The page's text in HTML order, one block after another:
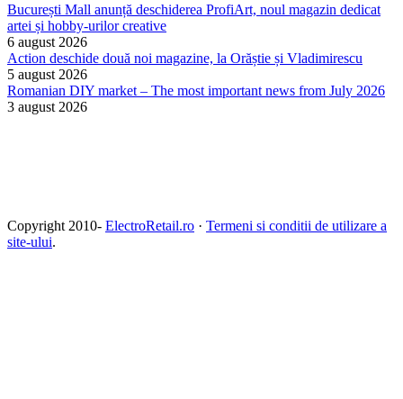
București Mall anunță deschiderea ProfiArt, noul magazin dedicat
artei și hobby-urilor creative
6 august 2026
Action deschide două noi magazine, la Orăștie și Vladimirescu
5 august 2026
Romanian DIY market – The most important news from July 2026
3 august 2026
Copyright 2010- ElectroRetail.ro · Termeni si conditii de utilizare a
site-ului.